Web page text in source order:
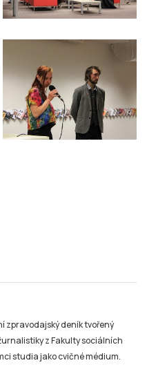
zpravodajský deník tvořený
z Fakulty sociálních
studia jako cvičné médium.